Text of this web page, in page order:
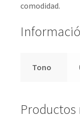
comodidad.
Tono